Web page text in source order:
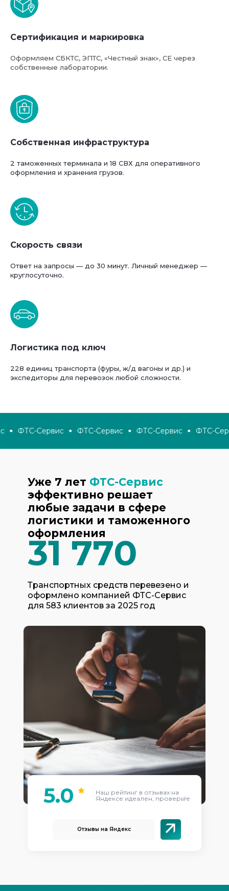
Сертификация и маркировка
Оформляем СБКТС, ЭПТС, «Честный знак», СЕ через
собственные лаборатории.
Собственная инфраструктура
2 таможенных терминала и 18 СВХ для оперативного
оформления и хранения грузов.
Скорость связи
Ответ на запросы — до 30 минут. Личный менеджер —
круглосуточно.
Логистика под ключ
228 единиц транспорта (фуры, ж/д вагоны и др.) и
экспедиторы для перевозок любой сложности.
ФТС-Сервис ФТС-Сервис ФТС-Сервис ФТС-
Отзывы на Яндекс
5.0
Наш рейтинг в отзывах на
Яндексе идеален, проверьте
Транспортных средств перевезено и
оформлено компанией ФТС-Сервис
для 583 клиентов за 2025 год
31 770
Уже 7 лет ФТС-Сервис
эффективно решает
любые задачи в сфере
логистики и таможенного
оформления